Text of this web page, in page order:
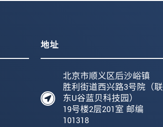
地址
北京市顺义区后沙峪镇
胜利街道西兴路3号院（联
东U谷蓝贝科技园）
19号楼2层201室 邮编
101318